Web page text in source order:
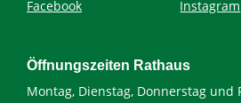
Facebook
Instagram
Öffnungszeiten Rathaus
Montag, Dienstag, Donnerstag und